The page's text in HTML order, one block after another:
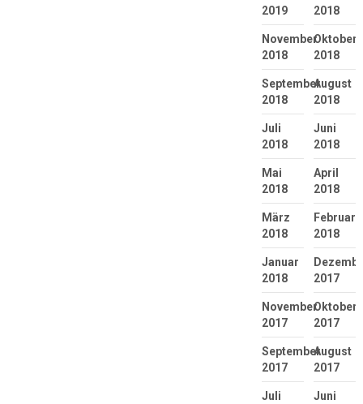
2019
2018
November
2018
Oktober
2018
September
2018
August
2018
Juli
2018
Juni
2018
Mai
2018
April
2018
März
2018
Februar
2018
Januar
2018
2017
November
2017
Oktober
2017
September
2017
August
2017
Juli
Juni